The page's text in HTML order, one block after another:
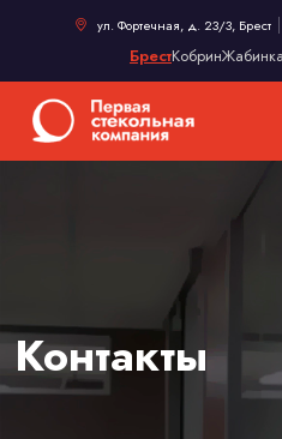
ул. Фортечная, д. 23/3, Брест
БрестКобринЖабинка
Контакты